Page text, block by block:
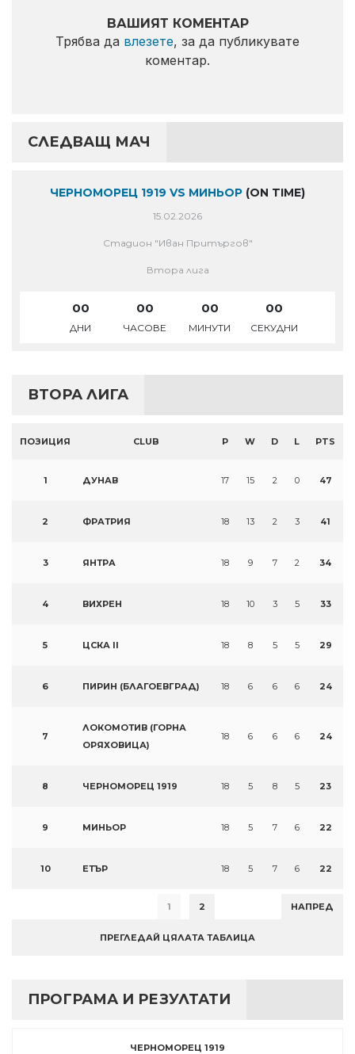
ВАШИЯТ КОМЕНТАР
Трябва да влезете, за да публикувате
коментар.
СЛЕДВАЩ МАЧ
ЧЕРНОМОРЕЦ 1919 VS МИНЬОР (ON TIME)
15.02.2026
Стадион "Иван Притъргов"
Втора лига
00
ДНИ
00
ЧАСОВЕ
00
МИНУТИ
00
СЕКУДНИ
ВТОРА ЛИГА
ПОЗИЦИЯ CLUB P W D L PTS
1 ДУНАВ 17 15 2 0 47
2 ФРАТРИЯ 18 13 2 3 41
3 ЯНТРА 18 9 7 2 34
4 ВИХРЕН 18 10 3 5 33
5 ЦСКА II 18 8 5 5 29
6 ПИРИН (БЛАГОЕВГРАД) 18 6 6 6 24
7
ЛОКОМОТИВ (ГОРНА
ОРЯХОВИЦА)
18 6 6 6 24
8 ЧЕРНОМОРЕЦ 1919 18 5 8 5 23
9 МИНЬОР 18 5 7 6 22
10 ЕТЪР 18 5 7 6 22
1 2 НАПРЕД
ПРЕГЛЕДАЙ ЦЯЛАТА ТАБЛИЦА
ПРОГРАМА И РЕЗУЛТАТИ
ЧЕРНОМОРЕЦ 1919